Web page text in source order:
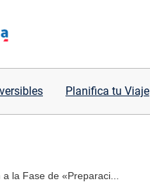
Planifica tu Viaje
la Fase de «Preparaci...